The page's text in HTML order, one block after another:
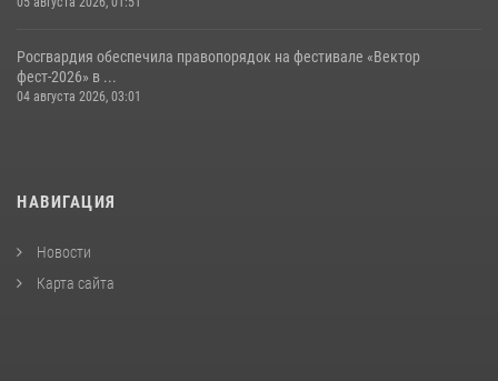
Росгвардия обеспечила правопорядок на фестивале «Вектор
фест-2026» в ...
04 августа 2026, 03:01
НАВИГАЦИЯ
Новости
Карта сайта